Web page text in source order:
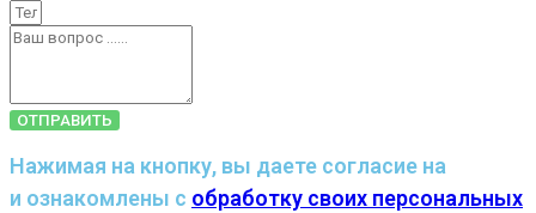
ОТПРАВИТЬ
Нажимая на кнопку, вы даете согласие на
и ознакомлены с обработку своих персональных